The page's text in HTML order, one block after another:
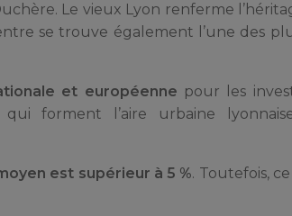
Le vieux Lyon renferme
se trouve également l’une des
et européenne pour les
forment l’aire urbaine
est supérieur à 5 %. Toutefois,